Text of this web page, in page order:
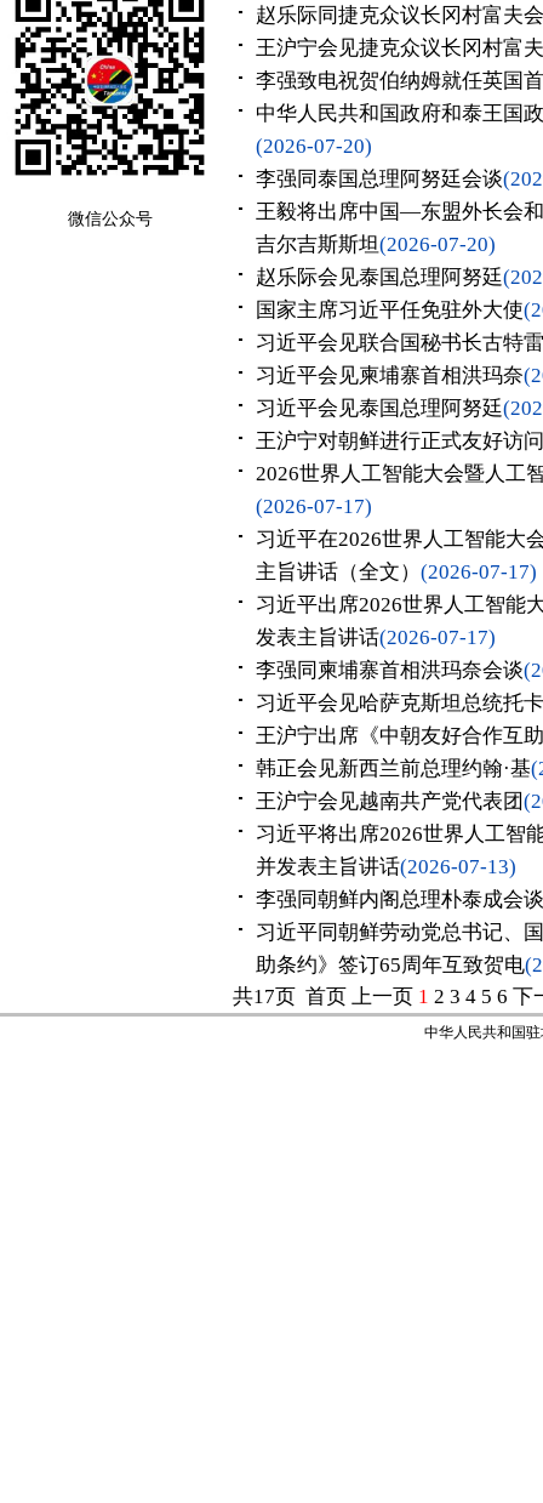
微信公众号
赵乐际同捷克众议长冈村富夫
王沪宁会见捷克众议长冈村富夫
李强致电祝贺伯纳姆就任英国
中华人民共和国政府和泰王国
(2026-07-20)
李强同泰国总理阿努廷会谈
王毅将出席中国—东盟外长会
吉尔吉斯斯坦(2026-07-20)
赵乐际会见泰国总理阿努廷
国家主席习近平任免驻外大使
习近平会见联合国秘书长古特
习近平会见柬埔寨首相洪玛奈
习近平会见泰国总理阿努廷
王沪宁对朝鲜进行正式友好访问
2026世界人工智能大会暨人工
(2026-07-17)
习近平在2026世界人工智能大
主旨讲话（全文） (2026-07-17)
习近平出席2026世界人工智能
发表主旨讲话(2026-07-17)
李强同柬埔寨首相洪玛奈会谈
习近平会见哈萨克斯坦总统托
王沪宁出席《中朝友好合作互
韩正会见新西兰前总理约翰·基
王沪宁会见越南共产党代表团
习近平将出席2026世界人工智
并发表主旨讲话(2026-07-13)
李强同朝鲜内阁总理朴泰成会谈
习近平同朝鲜劳动党总书记、
助条约》签订65周年互致贺电
共17页 首页 上一页 1 2 3 4 5 6 下
中华人民共和国